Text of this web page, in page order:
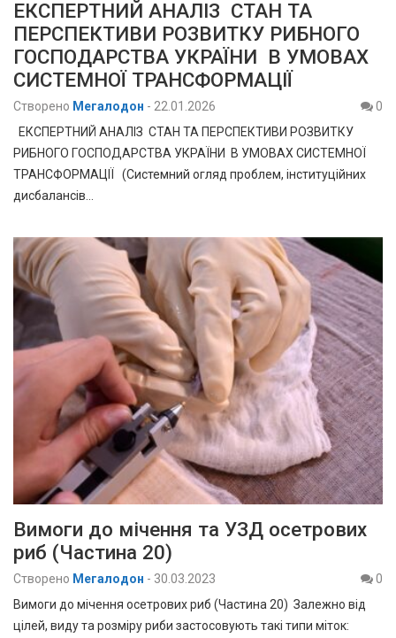
ЕКСПЕРТНИЙ АНАЛІЗ СТАН ТА
ПЕРСПЕКТИВИ РОЗВИТКУ РИБНОГО
ГОСПОДАРСТВА УКРАЇНИ В УМОВАХ
СИСТЕМНОЇ ТРАНСФОРМАЦІЇ
Створено Мегалодон - 22.01.2026
0
ЕКСПЕРТНИЙ АНАЛІЗ СТАН ТА ПЕРСПЕКТИВИ РОЗВИТКУ
РИБНОГО ГОСПОДАРСТВА УКРАЇНИ В УМОВАХ СИСТЕМНОЇ
ТРАНСФОРМАЦІЇ (Системний огляд проблем, інституційних
дисбалансів…
Вимоги до мічення та УЗД осетрових
риб (Частина 20)
Створено Мегалодон - 30.03.2023
0
Вимоги до мічення осетрових риб (Частина 20) Залежно від
цілей, виду та розміру риби застосовують такі типи міток: